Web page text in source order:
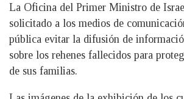
La Oficina del Primer Ministro de
solicitado a los medios de
pública evitar la difusión de
sobre los rehenes fallecidos para
de sus familias.